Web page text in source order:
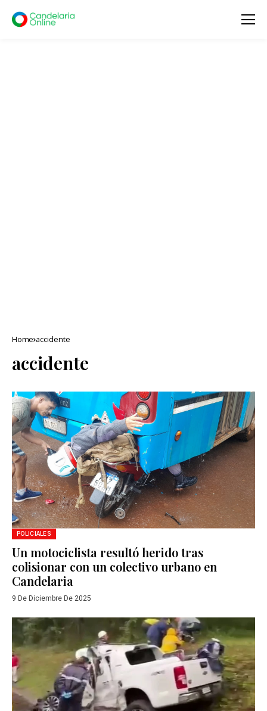
Home accidente
accidente
POLICIALES
Un motociclista resultó herido tras
colisionar con un colectivo urbano en
Candelaria
9 De Diciembre De 2025